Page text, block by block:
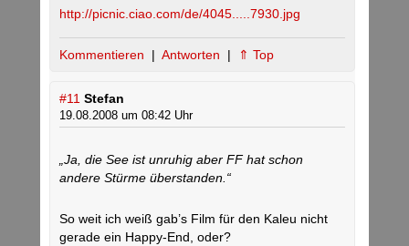
http://picnic.ciao.com/de/4045.....7930.jpg
Kommentieren | Antworten | ⇑ Top
#11 Stefan
19.08.2008 um 08:42 Uhr
„Ja, die See ist unruhig aber FF hat schon
andere Stürme überstanden.“
So weit ich weiß gab’s Film für den Kaleu nicht
gerade ein Happy-End, oder?